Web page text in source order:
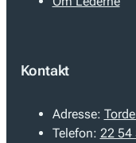
Kontakt
Adresse:
Telefon: 22 54